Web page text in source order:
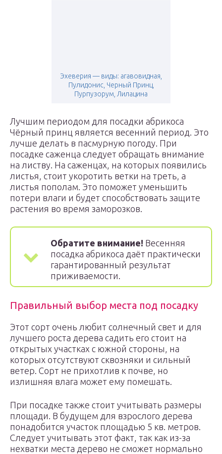
Эхеверия — виды: агавовидная,
Пулидонис, Черный Принц,
Пурпузорум, Лилацина
Лучшим периодом для посадки абрикоса
Чёрный принц является весенний период. Это
лучше делать в пасмурную погоду. При
посадке саженца следует обращать внимание
на листву. На саженцах, на которых появились
листья, стоит укоротить ветки на треть, а
листья пополам. Это поможет уменьшить
потери влаги и будет способствовать защите
растения во время заморозков.
Обратите внимание! Весенняя
посадка абрикоса даёт практически
гарантированный результат
приживаемости.
Правильный выбор места под посадку
Этот сорт очень любит солнечный свет и для
лучшего роста дерева садить его стоит на
открытых участках с южной стороны, на
которых отсутствуют сквозняки и сильный
ветер. Сорт не прихотлив к почве, но
излишняя влага может ему помешать.
При посадке также стоит учитывать размеры
площади. В будущем для взрослого дерева
понадобится участок площадью 5 кв. метров.
Следует учитывать этот факт, так как из-за
нехватки места дерево не сможет нормально